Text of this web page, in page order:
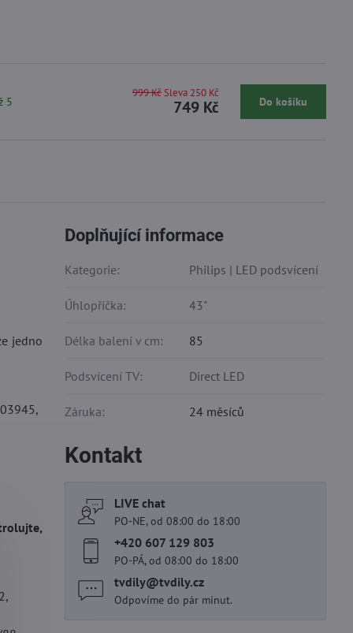
jedno
Doplňující informace
Kategorie: Philips | LED podsvícení
Úhlopříčka: 43"
Délka balení v cm: 85
Podsvícení TV: Direct LED
Záruka: 24 měsíců
Kontakt
LIVE chat
PO-NE, od 08:00 do 18:00
+420 607 129 803
PO-PÁ, od 08:00 do 18:00
tvdily​@tvdily​.cz
Odpovíme do pár minut.
5 749 Kč
999 Kč Sleva 250 Kč
Do košíku